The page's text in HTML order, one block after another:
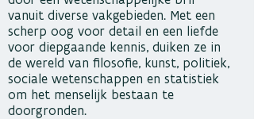
vanuit diverse vakgebieden. Met een
scherp oog voor detail en een liefde
voor diepgaande kennis, duiken ze in
de wereld van filosofie, kunst, politiek,
sociale wetenschappen en statistiek
om het menselijk bestaan te
doorgronden.